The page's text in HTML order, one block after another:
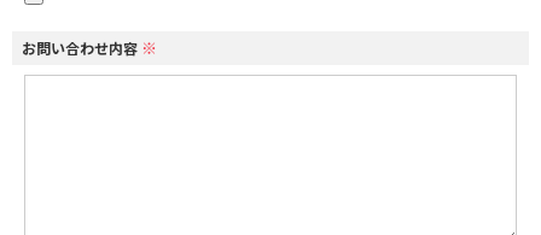
お問い合わせ内容 ※